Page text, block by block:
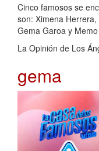
Cinco famosos se
son: Ximena
Gema Garoa y
La Opinión de Los
gema